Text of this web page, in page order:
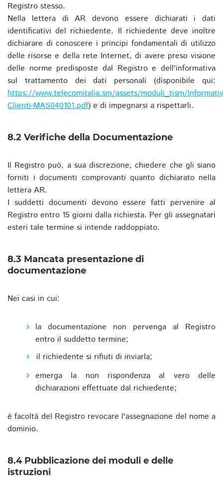
Registro stesso.
Nella lettera di AR devono essere dichiarati i dati
identificativi del richiedente. Il richiedente deve inoltre
dichiarare di conoscere i principi fondamentali di utilizzo
delle risorse e della rete Internet, di avere preso visione
delle norme predisposte dal Registro e dell'informativa
sul trattamento dei dati personali (disponibile qui:
https://www.telecomitalia.sm/assets/moduli_tism/
Clienti-MAS040101.pdf) e di impegnarsi a rispettarli.
8.2 Verifiche della Documentazione
Il Registro può, a sua discrezione, chiedere che gli siano
forniti i documenti comprovanti quanto dichiarato nella
lettera AR.
I suddetti documenti devono essere fatti pervenire al
Registro entro 15 giorni dalla richiesta. Per gli assegnatari
esteri tale termine si intende raddoppiato.
8.3 Mancata presentazione di
documentazione
Nei casi in cui:
la documentazione non pervenga al Registro
entro il suddetto termine;
il richiedente si rifiuti di inviarla;
emerga la non rispondenza al vero delle
dichiarazioni effettuate dal richiedente;
è facoltà del Registro revocare l'assegnazione del nome a
dominio.
8.4 Pubblicazione dei moduli e delle
istruzioni